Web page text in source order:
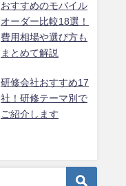
おすすめのモバイル
オーダー比較18選！
費用相場や選び方も
まとめて解説
研修会社おすすめ17
社！研修テーマ別で
ご紹介します